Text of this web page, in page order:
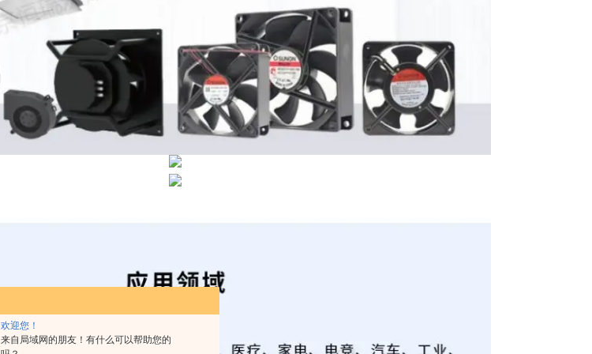
欢迎您！
来自局域网的朋友！有什么可以帮助您的